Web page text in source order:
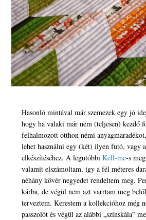
Hasonló mintával már szemezek egy jó
hogy ha valaki már nem (teljesen) kezdő
felhalmozott otthon némi
lehet használni egy (két) ilyen futó, vagy
elkészítéséhez. A legutóbbiKell-me-s
valamit elszámoltam, így a fél méteres
néhány kövér negyedet rendeltem meg.
kárba, de végül nem azt varrtam meg
terveztem. Kerestem a kollekcióhoz még
passzolót és végül az alábbi „színskála”